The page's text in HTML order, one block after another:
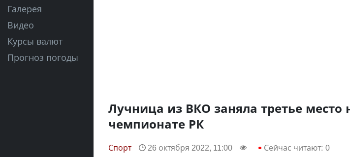
Галерея
Видео
Курсы валют
Прогноз погоды
Лучница из ВКО заняла третье место
чемпионате РК
Спорт 26 октября 2022, 11:00 Сейчас читают: 0